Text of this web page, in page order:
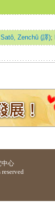
Satô, Zenchû (譯);
中心